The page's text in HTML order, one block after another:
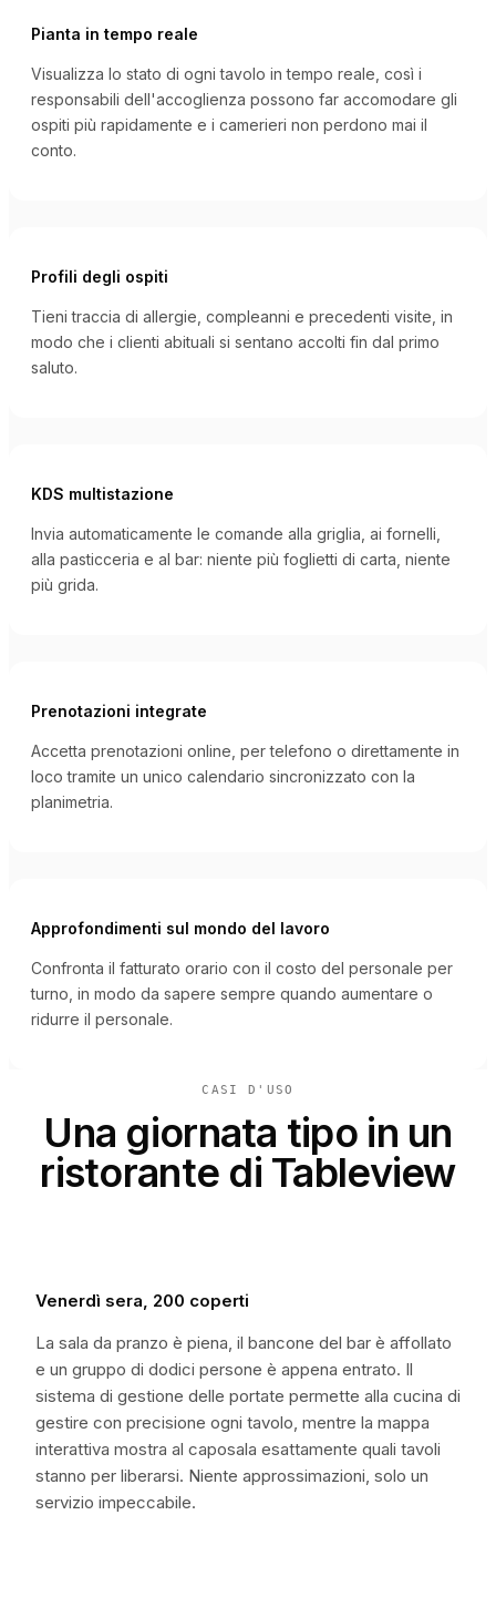
Pianta in tempo reale
Visualizza lo stato di ogni tavolo in tempo reale, così i
responsabili dell'accoglienza possono far accomodare gli
ospiti più rapidamente e i camerieri non perdono mai il
conto.
Profili degli ospiti
Tieni traccia di allergie, compleanni e precedenti visite, in
modo che i clienti abituali si sentano accolti fin dal primo
saluto.
KDS multistazione
Invia automaticamente le comande alla griglia, ai fornelli,
alla pasticceria e al bar: niente più foglietti di carta, niente
più grida.
Prenotazioni integrate
Accetta prenotazioni online, per telefono o direttamente in
loco tramite un unico calendario sincronizzato con la
planimetria.
Approfondimenti sul mondo del lavoro
Confronta il fatturato orario con il costo del personale per
turno, in modo da sapere sempre quando aumentare o
ridurre il personale.
CASI D'USO
Una giornata tipo in un
ristorante di Tableview
Venerdì sera, 200 coperti
La sala da pranzo è piena, il bancone del bar è affollato
e un gruppo di dodici persone è appena entrato. Il
sistema di gestione delle portate permette alla cucina di
gestire con precisione ogni tavolo, mentre la mappa
interattiva mostra al caposala esattamente quali tavoli
stanno per liberarsi. Niente approssimazioni, solo un
servizio impeccabile.